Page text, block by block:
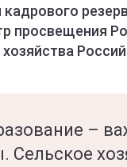
просвещения
–
Сельское